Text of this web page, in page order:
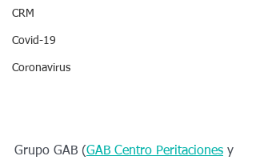
CRM
Covid-19
Coronavirus
Grupo GAB (GAB Centro Peritaciones y